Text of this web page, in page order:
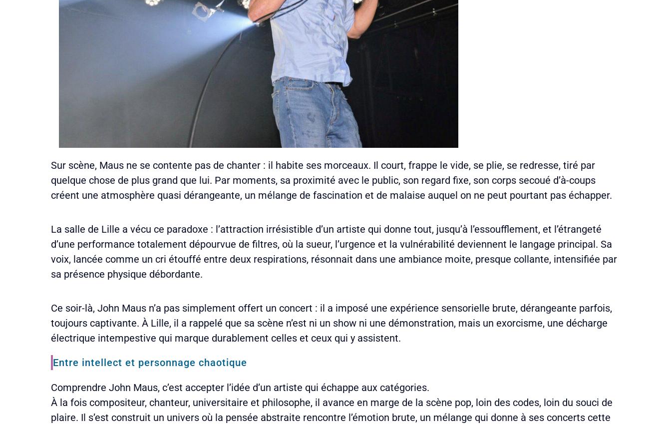
Sur scène, Maus ne se contente pas de chanter : il habite ses morceaux. Il court, frappe le vide, se plie, se redresse, tiré par
quelque chose de plus grand que lui. Par moments, sa proximité avec le public, son regard fixe, son corps secoué d’à-coups
créent une atmosphère quasi dérangeante, un mélange de fascination et de malaise auquel on ne peut pourtant pas échapper.
La salle de Lille a vécu ce paradoxe : l’attraction irrésistible d’un artiste qui donne tout, jusqu’à l’essoufflement, et l’étrangeté
d’une performance totalement dépourvue de filtres, où la sueur, l’urgence et la vulnérabilité deviennent le langage principal. Sa
voix, lancée comme un cri étouffé entre deux respirations, résonnait dans une ambiance moite, presque collante, intensifiée par
sa présence physique débordante.
Ce soir-là, John Maus n’a pas simplement offert un concert : il a imposé une expérience sensorielle brute, dérangeante parfois,
toujours captivante. À Lille, il a rappelé que sa scène n’est ni un show ni une démonstration, mais un exorcisme, une décharge
électrique intempestive qui marque durablement celles et ceux qui y assistent.
Entre intellect et personnage chaotique
Comprendre John Maus, c’est accepter l’idée d’un artiste qui échappe aux catégories.
À la fois compositeur, chanteur, universitaire et philosophe, il avance en marge de la scène pop, loin des codes, loin du souci de
plaire. Il s’est construit un univers où la pensée abstraite rencontre l’émotion brute, un mélange qui donne à ses concerts cette